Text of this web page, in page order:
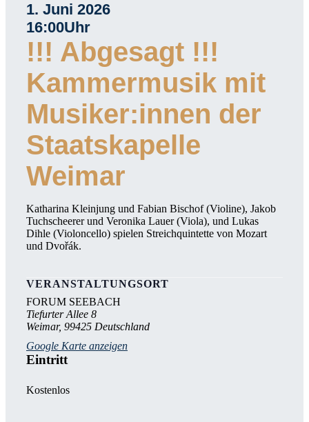
1. Juni 2026
16:00Uhr
!!! Abgesagt !!!
Kammermusik mit
Musiker:innen der
Staatskapelle
Weimar
Katharina Kleinjung und Fabian Bischof (Violine), Jakob
Tuchscheerer und Veronika Lauer (Viola), und Lukas
Dihle (Violoncello) spielen Streichquintette von Mozart
und Dvořák.
VERANSTALTUNGSORT
FORUM SEEBACH
Tiefurter Allee 8
Weimar, 99425 Deutschland
Google Karte anzeigen
Eintritt
Kostenlos